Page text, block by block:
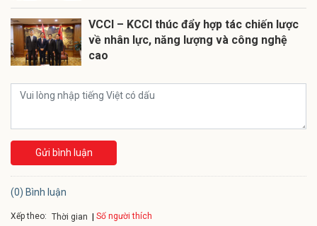
VCCI – KCCI thúc đẩy hợp tác chiến lược
về nhân lực, năng lượng và công nghệ
cao
Gửi bình luận
(0) Bình luận
Xếp theo: Thời gian Số người thích